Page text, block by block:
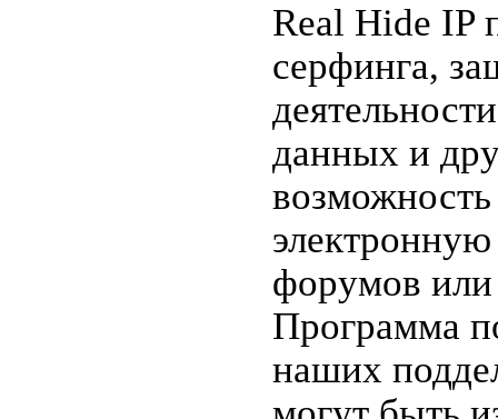
Real Hide IP
серфинга,
данных и
форумов или
Программа
наших